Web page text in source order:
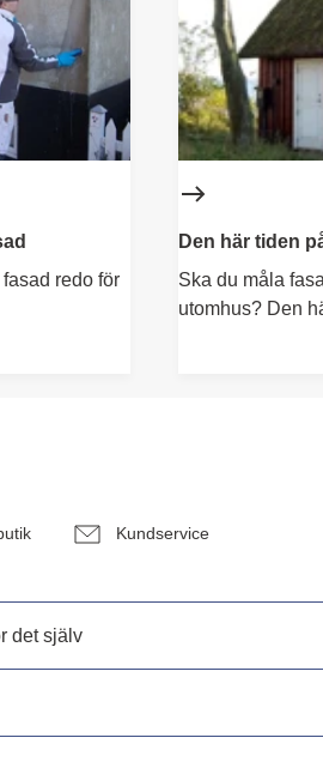
redo för
Den här tiden
måla
Ska du måla
utomhus? Den
Kundservice
det själv